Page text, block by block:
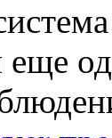
еще